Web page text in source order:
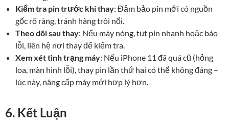
Kiểm tra pin trước khi thay: Đảm bảo pin mới có nguồn
gốc rõ ràng, tránh hàng trôi nổi.
Theo dõi sau thay: Nếu máy nóng, tụt pin nhanh hoặc báo
lỗi, liên hệ nơi thay để kiểm tra.
Xem xét tình trạng máy: Nếu iPhone 11 đã quá cũ (hỏng
loa, màn hình lỗi), thay pin lần thứ hai có thể không đáng –
lúc này, nâng cấp máy mới hợp lý hơn.
6. Kết Luận